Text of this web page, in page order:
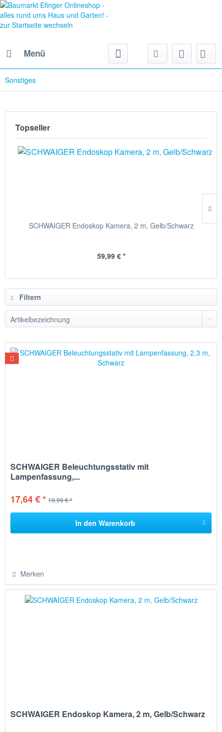
Menü
Sonstiges
Topseller
SCHWAIGER Endoskop Kamera, 2 m, Gelb/Schwarz
59,99 € *
Filtern
SCHWAIGER Beleuchtungsstativ mit
Lampenfassung,...
17,64 € * 19,99 € *
In den Warenkorb
Merken
SCHWAIGER Endoskop Kamera, 2 m, Gelb/Schwarz